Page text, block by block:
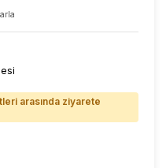
arasında ziyarete